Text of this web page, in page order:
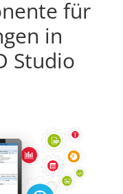
für
in
Studio